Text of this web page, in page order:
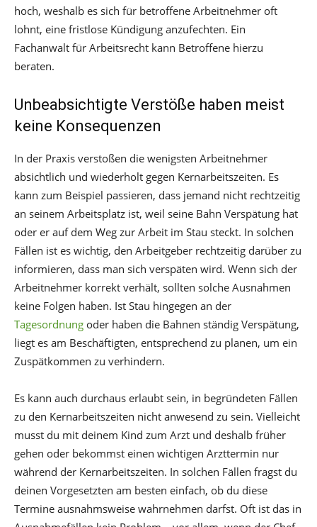
hoch, weshalb es sich für betroffene Arbeitnehmer oft
lohnt, eine fristlose Kündigung anzufechten. Ein
Fachanwalt für Arbeitsrecht kann Betroffene hierzu
beraten.
Unbeabsichtigte Verstöße haben meist
keine Konsequenzen
In der Praxis verstoßen die wenigsten Arbeitnehmer
absichtlich und wiederholt gegen Kernarbeitszeiten. Es
kann zum Beispiel passieren, dass jemand nicht rechtzeitig
an seinem Arbeitsplatz ist, weil seine Bahn Verspätung hat
oder er auf dem Weg zur Arbeit im Stau steckt. In solchen
Fällen ist es wichtig, den Arbeitgeber rechtzeitig darüber zu
informieren, dass man sich verspäten wird. Wenn sich der
Arbeitnehmer korrekt verhält, sollten solche Ausnahmen
keine Folgen haben. Ist Stau hingegen an der
Tagesordnung oder haben die Bahnen ständig Verspätung,
liegt es am Beschäftigten, entsprechend zu planen, um ein
Zuspätkommen zu verhindern.
Es kann auch durchaus erlaubt sein, in begründeten Fällen
zu den Kernarbeitszeiten nicht anwesend zu sein. Vielleicht
musst du mit deinem Kind zum Arzt und deshalb früher
gehen oder bekommst einen wichtigen Arzttermin nur
während der Kernarbeitszeiten. In solchen Fällen fragst du
deinen Vorgesetzten am besten einfach, ob du diese
Termine ausnahmsweise wahrnehmen darfst. Oft ist das in